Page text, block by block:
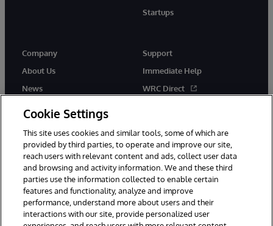
Startups
Company
About Us
News
Support
Immediate Help
WRC Direct
© 1996-2026 InterSystems Corporation, Boston, MA. Alla rättigheter
förbehållna.
Cookie Settings
This site uses cookies and similar tools, some of which are
provided by third parties, to operate and improve our site,
reach users with relevant content and ads, collect user data
and browsing and activity information. We and these third
parties use the information collected to enable certain
features and functionality, analyze and improve
performance, understand more about users and their
interactions with our site, provide personalized user